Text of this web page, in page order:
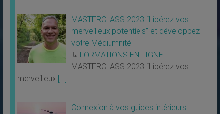
MASTERCLASS 2023 “Libérez vos
merveilleux potentiels” et développez
votre Médiumnité
↳ FORMATIONS EN LIGNE
MASTERCLASS 2023 “Libérez vos
merveilleux […]
Connexion à vos guides intérieurs